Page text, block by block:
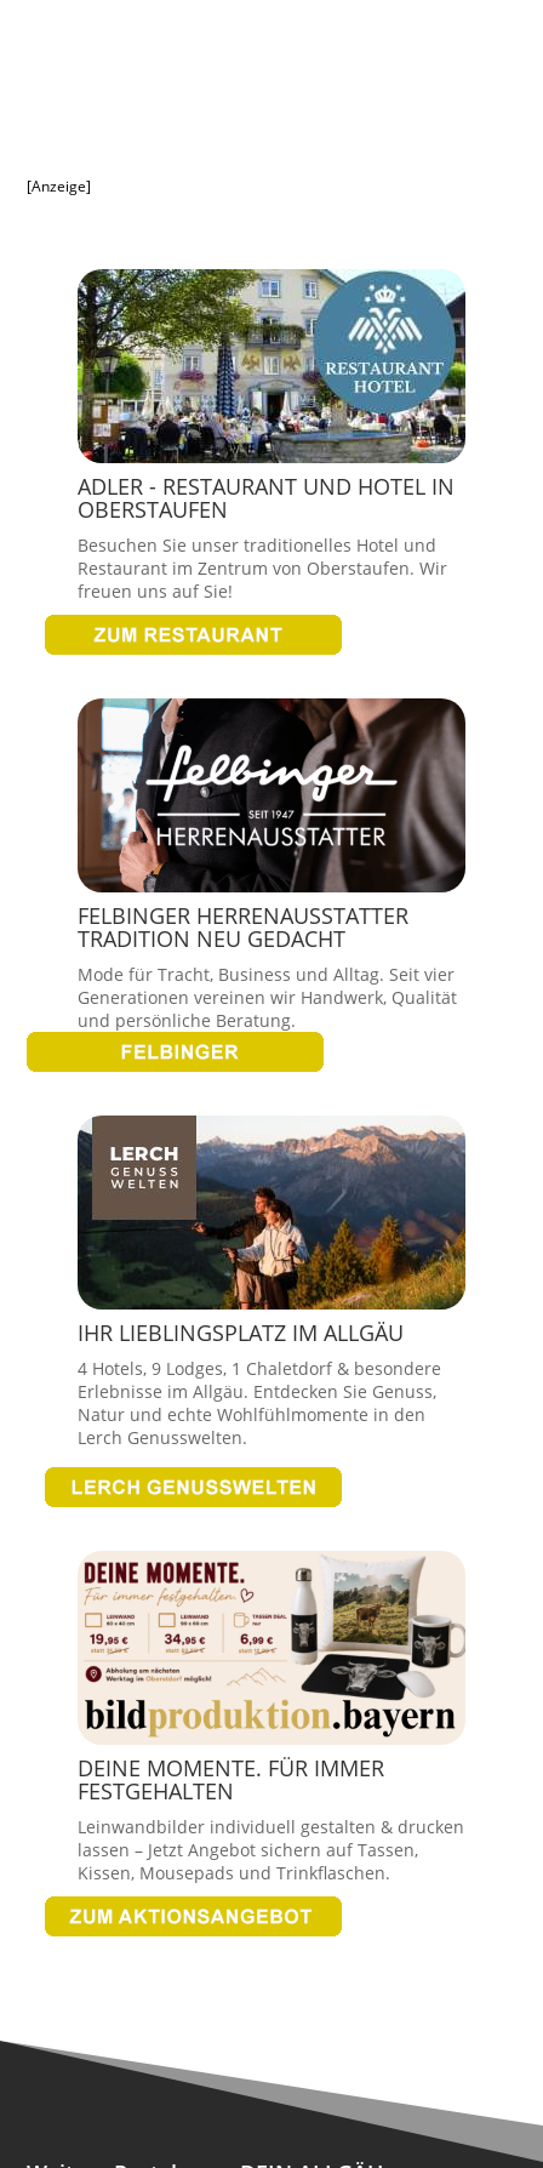
[Anzeige]
ADLER - RESTAURANT UND HOTEL IN
OBERSTAUFEN
Besuchen Sie unser traditionelles Hotel und
Restaurant im Zentrum von Oberstaufen. Wir
freuen uns auf Sie!
FELBINGER HERRENAUSSTATTER
TRADITION NEU GEDACHT
Mode für Tracht, Business und Alltag. Seit vier
Generationen vereinen wir Handwerk, Qualität
und persönliche Beratung.
IHR LIEBLINGSPLATZ IM ALLGÄU
4 Hotels, 9 Lodges, 1 Chaletdorf & besondere
Erlebnisse im Allgäu. Entdecken Sie Genuss,
Natur und echte Wohlfühlmomente in den
Lerch Genusswelten.
DEINE MOMENTE. FÜR IMMER
FESTGEHALTEN
Leinwandbilder individuell gestalten & drucken
lassen – Jetzt Angebot sichern auf Tassen,
Kissen, Mousepads und Trinkflaschen.